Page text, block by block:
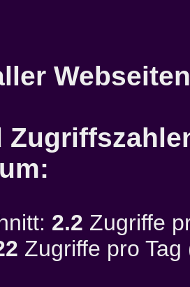
2.2 Zugriffe
Zugriffe pro